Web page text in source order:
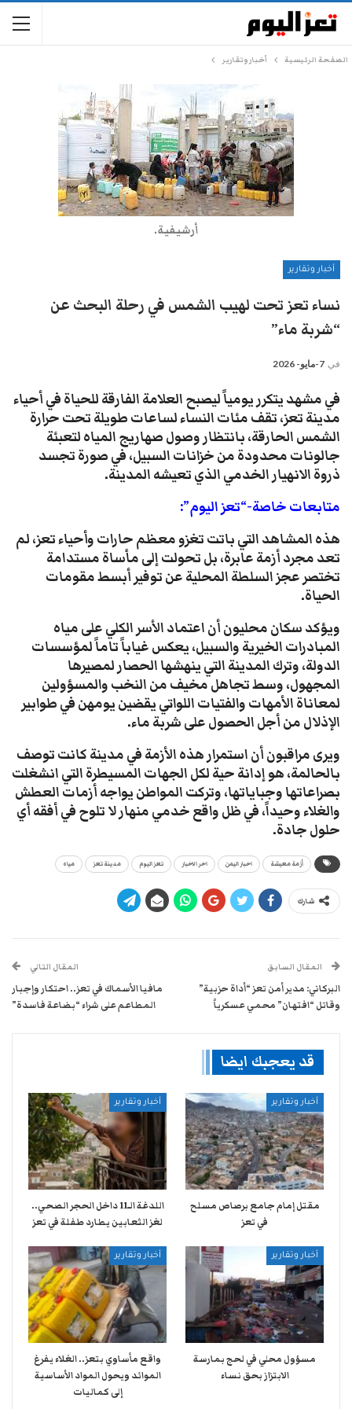
الصفحة الرئيسية أخبار وتقارير
أرشيفية.
أخبار وتقارير
نساء تعز تحت لهيب الشمس في رحلة البحث عن
“شربة ماء”
في 7-مايو- 2026
​في مشهد يتكرر يومياً ليصبح العلامة الفارقة للحياة في أحياء
مدينة تعز، تقف مئات النساء لساعات طويلة تحت حرارة
الشمس الحارقة، بانتظار وصول صهاريج المياه لتعبئة
جالونات محدودة من خزانات السبيل، في صورة تجسد
ذروة الانهيار الخدمي الذي تعيشه المدينة.
متابعات خاصة-“تعز اليوم”:
​هذه المشاهد التي باتت تغزو معظم حارات وأحياء تعز، لم
تعد مجرد أزمة عابرة، بل تحولت إلى مأساة مستدامة
تختصر عجز السلطة المحلية عن توفير أبسط مقومات
الحياة.
ويؤكد سكان محليون أن اعتماد الأسر الكلي على مياه
المبادرات الخيرية والسبيل، يعكس غياباً تاماً لمؤسسات
الدولة، وترك المدينة التي ينهشها الحصار لمصيرها
المجهول، وسط تجاهل مخيف من النخب والمسؤولين
لمعاناة الأمهات والفتيات اللواتي يقضين يومهن في طوابير
الإذلال من أجل الحصول على شربة ماء.
​ويرى مراقبون أن استمرار هذه الأزمة في مدينة كانت توصف
بالحالمة، هو إدانة حية لكل الجهات المسيطرة التي انشغلت
بصراعاتها وجباياتها، وتركت المواطن يواجه أزمات العطش
والغلاء وحيداً، في ظل واقع خدمي منهار لا تلوح في أفقه أي
حلول جادة.
أزمة معيشة اخبار اليمن اخر الاخبار تعز اليوم مدينة تعز مياه
شارك
المقال السابق
البركاني: مدير أمن تعز “أداة حزبية”
وقاتل “افتهان” محمي عسكرياً
المقال التالي
مافيا الأسماك في تعز.. احتكار وإجبار
المطاعم على شراء “بضاعة فاسدة”
قد يعجبك ايضا
أخبار وتقارير
مقتل إمام جامع برصاص مسلح
في تعز
أخبار وتقارير
اللدغة الـ11 داخل الحجر الصحي..
لغز الثعابين يطارد طفلة في تعز
أخبار وتقارير
مسؤول محلي في لحج بمارسة
الابتزاز بحق نساء
أخبار وتقارير
واقع مأساوي بتعز.. الغلاء يفرغ
الموائد ويحول المواد الأساسية
إلى كماليات